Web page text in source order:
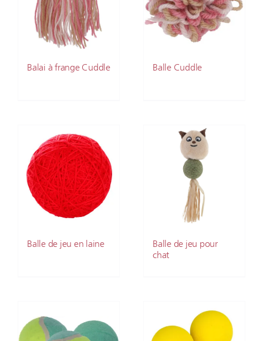
Balai à frange Cuddle Balle Cuddle
Balle de jeu en laine
Balle de jeu pour
chat